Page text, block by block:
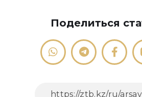
Поделиться